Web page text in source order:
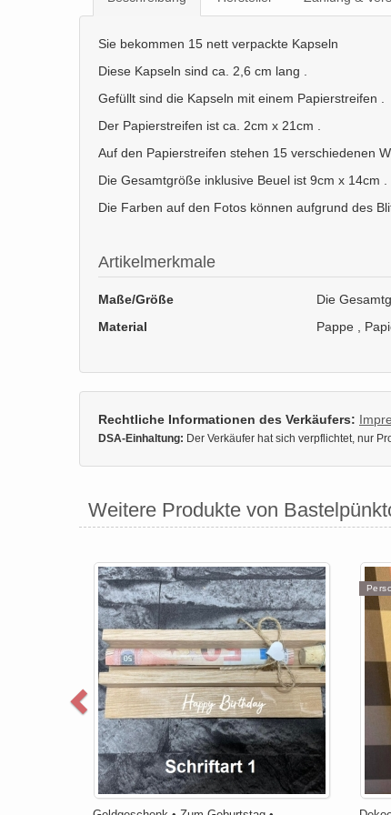
Sie bekommen 15 nett verpackte Kapseln
Diese Kapseln sind ca. 2,6 cm lang .
Gefüllt sind die Kapseln mit einem Papierstreifen .
Der Papierstreifen ist ca. 2cm x 21cm .
Auf den Papierstreifen stehen 15 verschiedenen
Die Gesamtgröße inklusive Beuel ist 9cm x 14cm .
Die Farben auf den Fotos können aufgrund des
Artikelmerkmale
Maße/Größe
Die
Material
Pappe ,
Rechtliche Informationen des Verkäufers:
DSA-Einhaltung: Der Verkäufer hat sich verpflichtet, nur
Weitere Produkte von